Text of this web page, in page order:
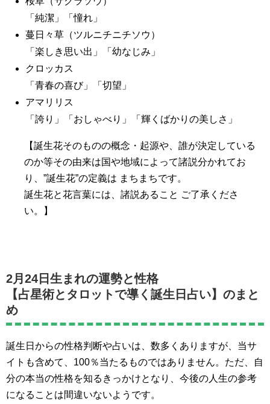
「純潔」「憧れ」
蔓日々草（ツルニチニチソウ）
「楽しき思い出」「幼なじみ」
クロッカス
「青春の喜び」「切望」
アマリリス
「誇り」「おしゃべり」「輝くばかりの美しさ」
【誕生花そのものの概念・起源や、誰が決定している
のか等その由来は国や地域によって諸説分かれてお
り、”誕生花”の定義は まちまちです。
誕生花と花言葉には、諸説あること ご了承くださ
い。】
2月24日生まれの運勢と性格
【占星術とタロットで導く誕生日占い】のまと
め
誕生日からの性格判断や占いは、数多くありますが、当サ
イトも含めて、100％当たるものではありません。ただ、自
分の本当の性格を知るきっかけとなり、今後の人生の参考
になることは間違いないようです。